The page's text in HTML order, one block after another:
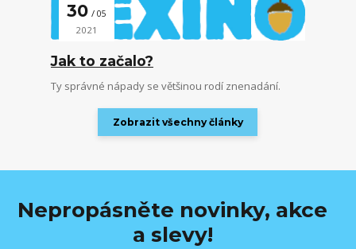
30 05
2021
Jak to začalo?
Ty správné nápady se většinou rodí znenadání.
Zobrazit všechny články
Nepropásněte novinky, akce
a slevy!